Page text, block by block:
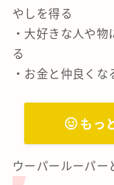
やしを得る
・大好きな人や
る
・お金と仲良くな
もっ
ウーパールーパー